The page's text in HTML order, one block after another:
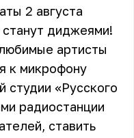
2 августа
диджеями!
артисты
к микрофону
студии «Русского
радиостанции
ставить